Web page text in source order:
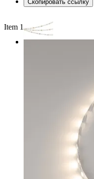
Скопировать ссылку
Item 1 of 2